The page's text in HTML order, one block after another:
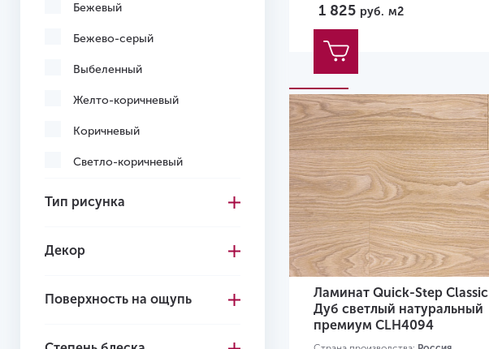
Бежевый
Бежево-серый
Выбеленный
Желто-коричневый
Коричневый
Светло-коричневый
Серый
Тип рисунка
Декор
Поверхность на ощупь
1 825 руб. м2
Ламинат Quick-Step Classic
Дуб светлый натуральный
премиум CLH4094